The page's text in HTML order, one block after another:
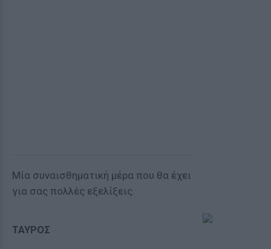
Μία συναισθηματική μέρα που θα έχει
για σας πολλές εξελίξεις.
ΤΑΥΡΟΣ